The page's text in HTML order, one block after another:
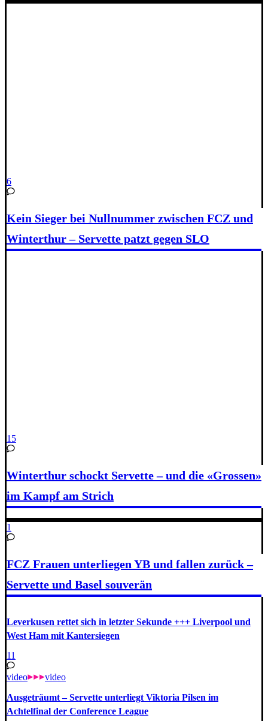
6
Kein Sieger bei Nullnummer zwischen FCZ und
Winterthur – Servette patzt gegen SLO
15
Winterthur schockt Servette – und die «Grossen»
im Kampf am Strich
1
FCZ Frauen unterliegen YB und fallen zurück –
Servette und Basel souverän
Leverkusen rettet sich in letzter Sekunde +++ Liverpool und
West Ham mit Kantersiegen
11
video video
Ausgeträumt – Servette unterliegt Viktoria Pilsen im
Achtelfinal der Conference League